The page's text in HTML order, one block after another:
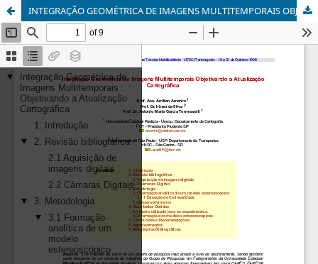
INTEGRAÇÃO GEOMÉTRICA DE IMAGENS MULTITEMPORAIS OBJETIVANDO A ATUALIZAÇÃO CARTOGRÁFICA